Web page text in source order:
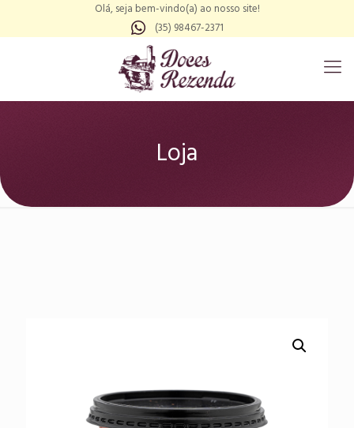
Olá, seja bem-vindo(a) ao nosso site!
(35) 98467-2371
Loja